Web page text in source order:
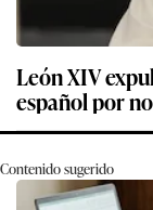
León XIV
español por
Contenido sugerido